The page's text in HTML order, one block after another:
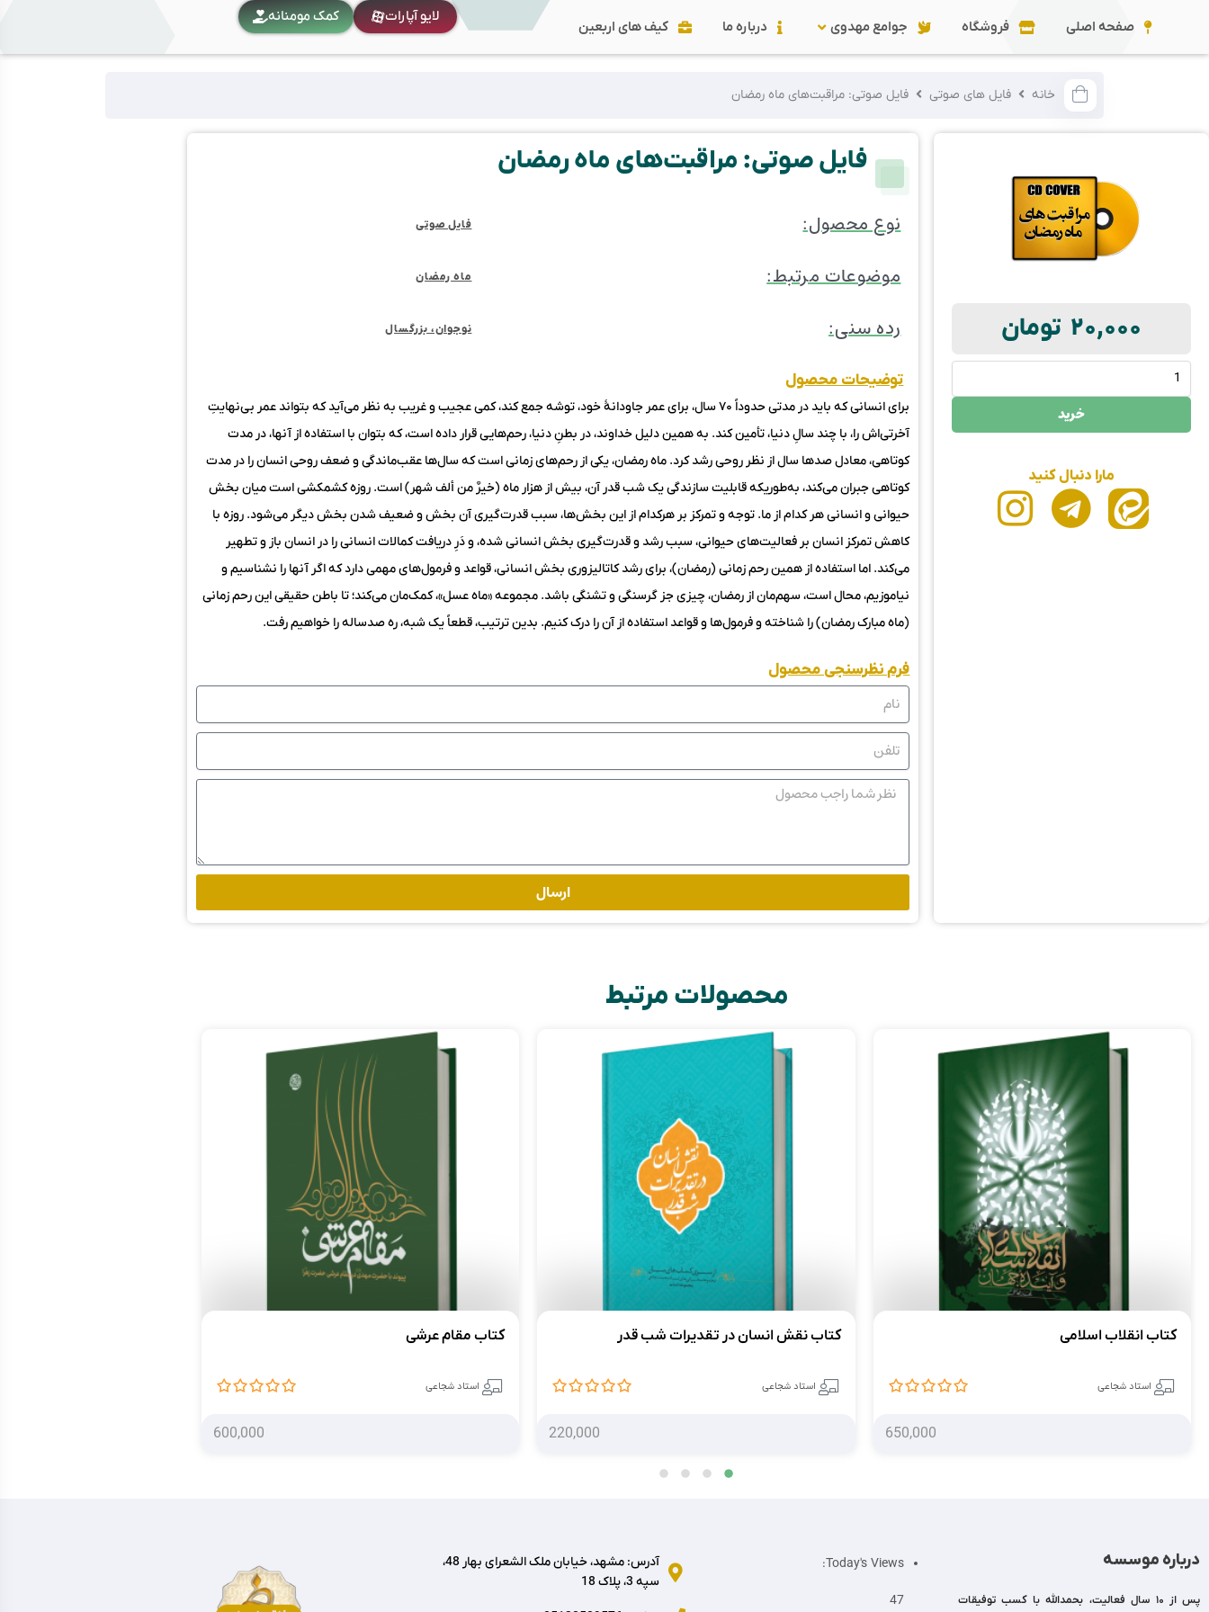
صفحه اصلی فروشگاه جوامع مهدوی درباره ما کیف های اربعین
لایو آپارات کمک مومنانه
خانه فایل های صوتی فایل صوتی: مراقبت‌های‌ ماه‌ رمضان
20,000 تومان
خرید
مارا دنبال کنید
فایل صوتی: مراقبت‌های‌ ماه‌ رمضان
نوع محصول: فایل صوتی
موضوعات مرتبط: ماه رمضان
رده سنی: نوجوان، بزرگسال
توضیحات محصول
برای انسانی که باید در مدتی حدوداً ۷۰ سال، برای عمر جاودانۀ خود، توشه جمع کند، کمی عجیب و غریب به نظر می‌آید که بتواند عمر بی‌نهایتِ
آخرتی‌اش را، با چند سالِ دنیا، تأمین کند. به همین دلیل خداوند، در بطنِ دنیا، رحم‌هایی قرار داده است، که بتوان با استفاده از آنها، در مدت
کوتاهی، معادل صدها سال از نظر روحی رشد کرد. ماه رمضان، یکی از رحم‌های زمانی است که سال‌ها عقب‌ماندگی و ضعف روحی انسان را در مدت
کوتاهی جبران می‌کند، به‌طوریکه قابلیت سازندگی یک شب قدر آن، بیش از هزار ماه (خیرٌ من ألف شهر) است. روزه کشمکشی است میان بخش
حیوانی و انسانی هر کدام از ما. توجه و تمرکز بر هرکدام از این بخش‌ها، سبب قدرت‌گیری آن بخش و ضعیف شدن بخش دیگر می‌شود. روزه با
کاهش تمرکز انسان بر فعالیت‌های حیوانی، سبب رشد و قدرت‌گیری بخش انسانی شده، و دَرِ دریافت کمالات انسانی را در انسان باز و تطهیر
می‌کند. اما استفاده از همین رحم زمانی (رمضان)، برای رشد کاتالیزوری بخش انسانی، قواعد و فرمول‌های مهمی دارد که اگر آنها را نشناسیم و
نیاموزیم، محال است، سهم‌مان از رمضان، چیزی جز گرسنگی و تشنگی باشد. مجموعه «ماه عسل»، کمک‌مان می‌کند؛ تا باطن حقیقی این رحم زمانی
(ماه مبارک رمضان) را شناخته و فرمول‌ها و قواعد استفاده از آن را درک کنیم. بدین ترتیب، قطعاً یک شبه، ره صدساله را خواهیم رفت.
فرم نظرسنجی محصول
ارسال
محصولات مرتبط
کتاب انقلاب اسلامی
استاد شجاعی
650,000
کتاب نقش انسان در تقدیرات شب قدر
استاد شجاعی
220,000
کتاب مقام عرشی
استاد شجاعی
600,000
درباره موسسه
پس از 10 سال فعالیت، بحمدالله با کسب توفیقات
Today's Views:
47
آدرس: مشهد، خیابان ملک الشعرای بهار 48،
سپه 3، پلاک 18